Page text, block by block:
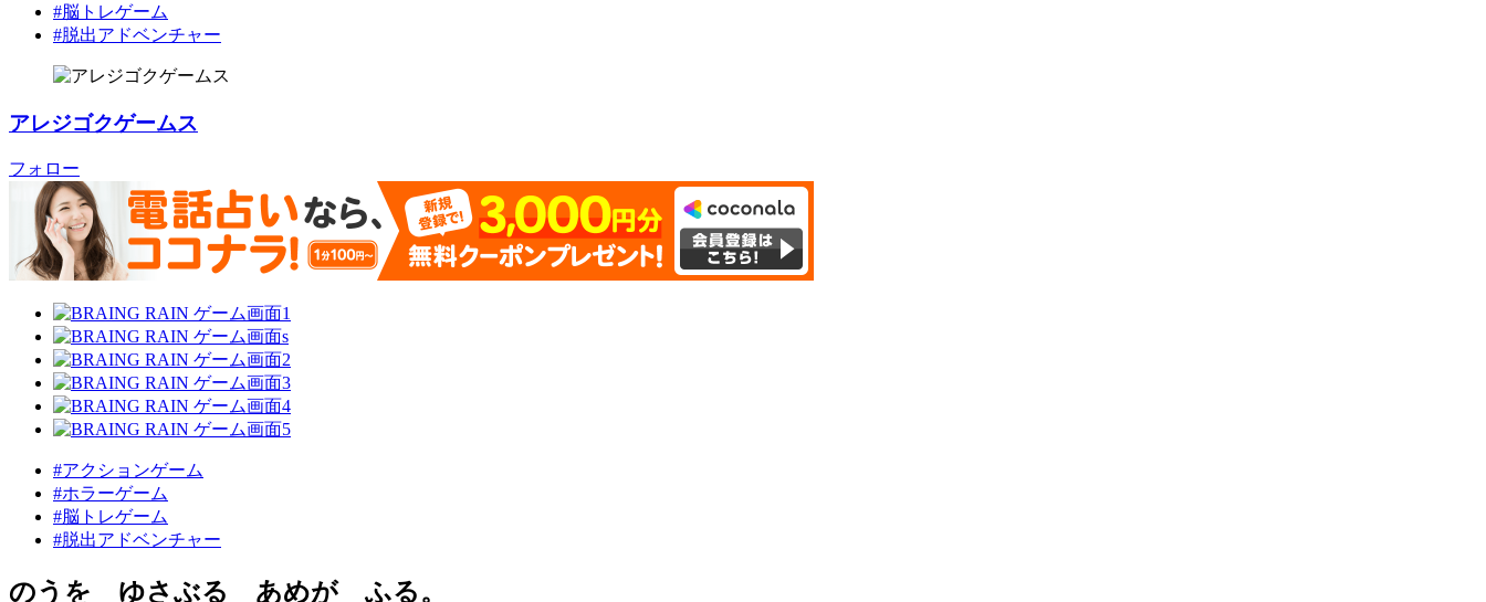
#脳トレゲーム
#脱出アドベンチャー
アレジゴクゲームス
フォロー
#アクションゲーム
#ホラーゲーム
#脳トレゲーム
#脱出アドベンチャー
のうを ゆさぶる あめが ふる。